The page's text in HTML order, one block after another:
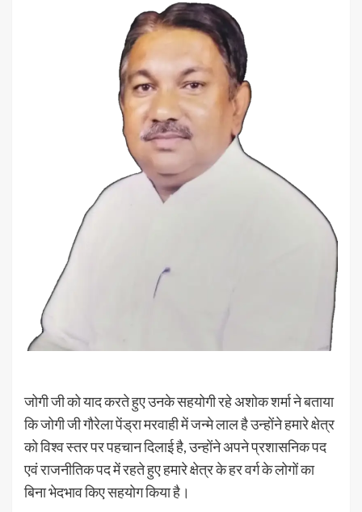
जोगी जी को याद करते हुए उनके सहयोगी रहे अशोक शर्मा ने बताया
कि जोगी जी गौरेला पेंड्रा मरवाही में जन्मे लाल है उन्होंने हमारे क्षेत्र
को विश्व स्तर पर पहचान दिलाई है, उन्होंने अपने प्रशासनिक पद
एवं राजनीतिक पद में रहते हुए हमारे क्षेत्र के हर वर्ग के लोगों का
बिना भेदभाव किए सहयोग किया है।